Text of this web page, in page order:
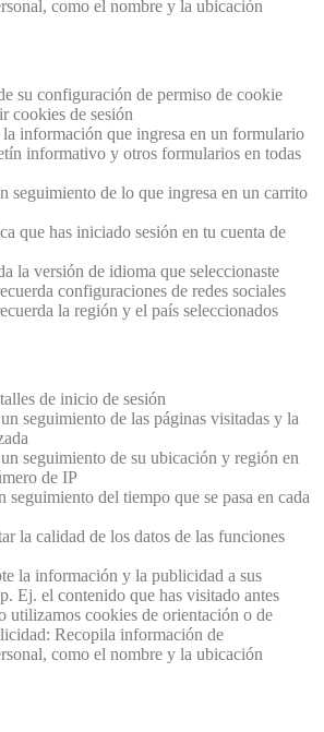
como el nombre y la ubicación
su configuración de permiso de cookie
cookies de sesión
información que ingresa en un formulario
informativo y otros formularios en todas
seguimiento de lo que ingresa en un carrito
que has iniciado sesión en tu cuenta de
la versión de idioma que seleccionaste
configuraciones de redes sociales
la región y el país seleccionados
de inicio de sesión
seguimiento de las páginas visitadas y la
seguimiento de su ubicación y región en
de IP
seguimiento del tiempo que se pasa en cada
la calidad de los datos de las funciones
la información y la publicidad a sus
Ej. el contenido que has visitado antes
utilizamos cookies de orientación o de
Recopila información de
como el nombre y la ubicación